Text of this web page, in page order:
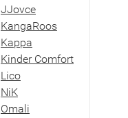
JJovce
KangaRoos
Kappa
Kinder Comfort
Lico
NiK
Omali